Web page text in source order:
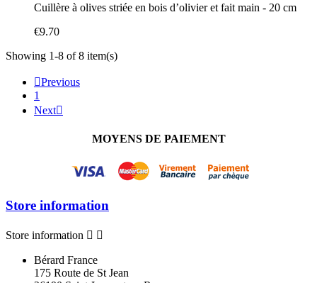
Cuillère à olives striée en bois d’olivier et fait main - 20 cm
€9.70
Showing 1-8 of 8 item(s)
Previous
1
Next
MOYENS DE PAIEMENT
Store information
Store information  
Bérard France
175 Route de St Jean